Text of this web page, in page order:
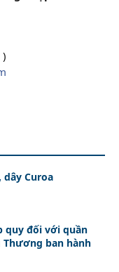
dây Curoa
quy đối với quần
Thương ban hành